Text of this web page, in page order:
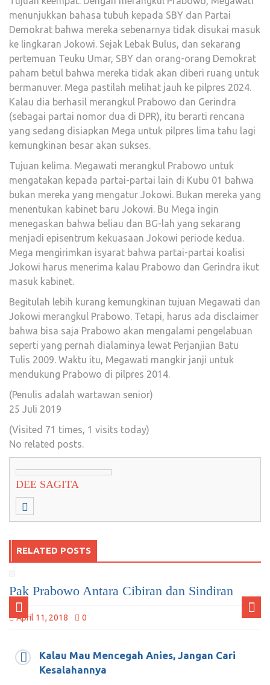
menunjukkan bahasa tubuh kepada SBY dan Partai
Demokrat bahwa mereka sebenarnya tidak disukai masuk
ke lingkaran Jokowi. Sejak Lebak Bulus, dan sekarang
pertemuan Teuku Umar, SBY dan orang-orang Demokrat
paham betul bahwa mereka tidak akan diberi ruang untuk
bermanuver. Mega pastilah melihat jauh ke pilpres 2024.
Kalau dia berhasil merangkul Prabowo dan Gerindra
(sebagai partai nomor dua di DPR), itu berarti rencana
yang sedang disiapkan Mega untuk pilpres lima tahu lagi
kemungkinan besar akan sukses.
Tujuan kelima. Megawati merangkul Prabowo untuk
mengatakan kepada partai-partai lain di Kubu 01 bahwa
bukan mereka yang mengatur Jokowi. Bukan mereka yang
menentukan kabinet baru Jokowi. Bu Mega ingin
menegaskan bahwa beliau dan BG-lah yang sekarang
menjadi episentrum kekuasaan Jokowi periode kedua.
Mega mengirimkan isyarat bahwa partai-partai koalisi
Jokowi harus menerima kalau Prabowo dan Gerindra ikut
masuk kabinet.
Begitulah lebih kurang kemungkinan tujuan Megawati dan
Jokowi merangkul Prabowo. Tetapi, harus ada disclaimer
bahwa bisa saja Prabowo akan mengalami pengelabuan
seperti yang pernah dialaminya lewat Perjanjian Batu
Tulis 2009. Waktu itu, Megawati mangkir janji untuk
mendukung Prabowo di pilpres 2014.
(Penulis adalah wartawan senior)
25 Juli 2019
(Visited 71 times, 1 visits today)
No related posts.
DEE SAGITA
RELATED POSTS
Pak Prabowo Antara Cibiran dan Sindiran
April 11, 2018 0
Kalau Mau Mencegah Anies, Jangan Cari
Kesalahannya